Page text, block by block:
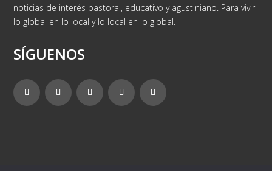
noticias de interés pastoral, educativo y agustiniano. Para vivir
lo global en lo local y lo local en lo global.
SÍGUENOS